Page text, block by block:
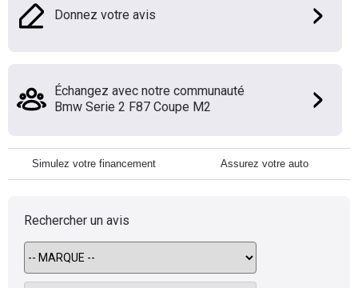
Donnez votre avis
Échangez avec notre communauté
Bmw Serie 2 F87 Coupe M2
Simulez votre financement Assurez votre auto
Rechercher un avis